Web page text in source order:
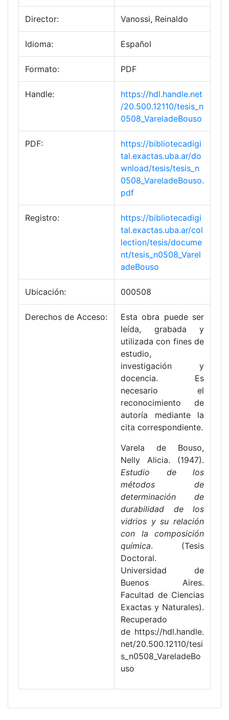
Director: Vanossi, Reinaldo
Idioma: Español
Formato: PDF
Handle:
https://hdl.handle.net
/20.500.12110/tesis_n
0508_VareladeBouso
PDF:
https://bibliotecadigi
tal.exactas.uba.ar/do
wnload/tesis/tesis_n
0508_VareladeBouso.
pdf
Registro:
https://bibliotecadigi
tal.exactas.uba.ar/col
lection/tesis/docume
nt/tesis_n0508_Varel
adeBouso
Ubicación: 000508
Derechos de Acceso:
Esta obra puede ser
leída, grabada y
utilizada con fines de
estudio,
investigación y
docencia. Es
necesario el
reconocimiento de
autoría mediante la
cita correspondiente.
Varela de Bouso,
Nelly Alicia. (1947).
Estudio de los
métodos de
determinación de
durabilidad de los
vidrios y su relación
con la composición
química. (Tesis
Doctoral.
Universidad de
Buenos Aires.
Facultad de Ciencias
Exactas y Naturales).
Recuperado
de https://hdl.handle.
net/20.500.12110/tesi
s_n0508_VareladeBo
uso